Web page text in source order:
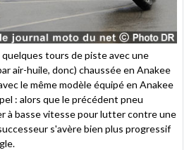
tours de piste avec une
air-huile, donc) chaussée en Anakee
le même modèle équipé en Anakee
: alors que le précédent pneu
à basse vitesse pour lutter contre une
s'avère bien plus progressif